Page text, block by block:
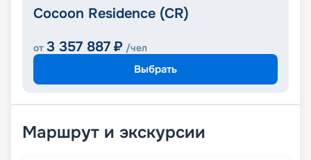
Cocoon Residence (CR)
от 3 357 887 ₽ /чел
Выбрать
Маршрут и экскурсии